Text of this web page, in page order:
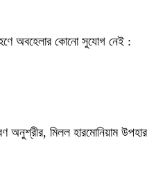
অবহেলার কোনো সুযোগ নেই :
অনুশ্রীর, মিলল হারমোনিয়াম উপহার